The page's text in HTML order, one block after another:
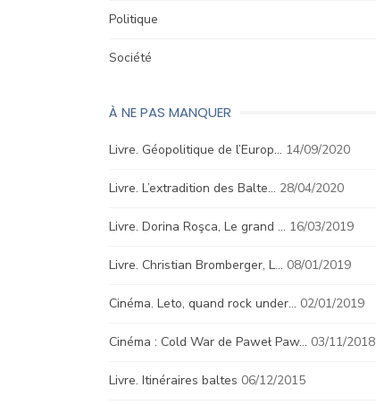
Politique
Société
À NE PAS MANQUER
Livre. Géopolitique de l’Europ… 14/09/2020
Livre. L’extradition des Balte… 28/04/2020
Livre. Dorina Roşca, Le grand … 16/03/2019
Livre. Christian Bromberger, L… 08/01/2019
Cinéma. Leto, quand rock under… 02/01/2019
Cinéma : Cold War de Paweł Paw… 03/11/2018
Livre. Itinéraires baltes 06/12/2015